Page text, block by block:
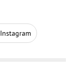
Instagram